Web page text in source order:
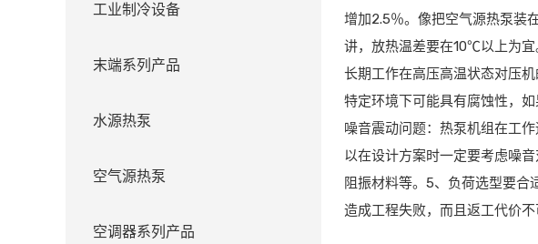
工业制冷设备
末端系列产品
水源热泵
空气源热泵
空调器系列产品
增加2.5％。像把空气源热泵装
讲，放热温差要在10℃以上为
长期工作在高压高温状态对压
特定环境下可能具有腐蚀性，
噪音震动问题：热泵机组在工
以在设计方案时一定要考虑噪
阻振材料等。5、负荷选型要合
造成工程失败，而且返工代价不